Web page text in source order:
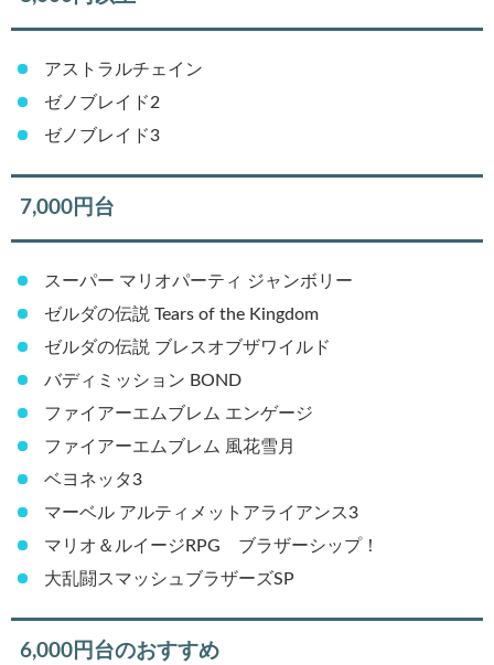
ゼルダの伝説 Tears of the Kingdom
ゼルダの伝説 ブレスオブザワイルド
バディミッション BOND
ファイアーエムブレム エンゲージ
ファイアーエムブレム 風花雪月
ベヨネッタ3
マーベル アルティメットアライアンス3
マリオ＆ルイージRPG ブラザーシップ！
大乱闘スマッシュブラザーズSP
6,000円台のおすすめ
DCスーパーヒーローガールズ ティーンパワー
New スーパーマリオブラザーズ U デラックス
あつまれ どうぶつの森
スーパーマリオ 3Dワールド+フューリーワールド
スーパーマリオＲＰＧ
スーパーマリオ オデッセイ